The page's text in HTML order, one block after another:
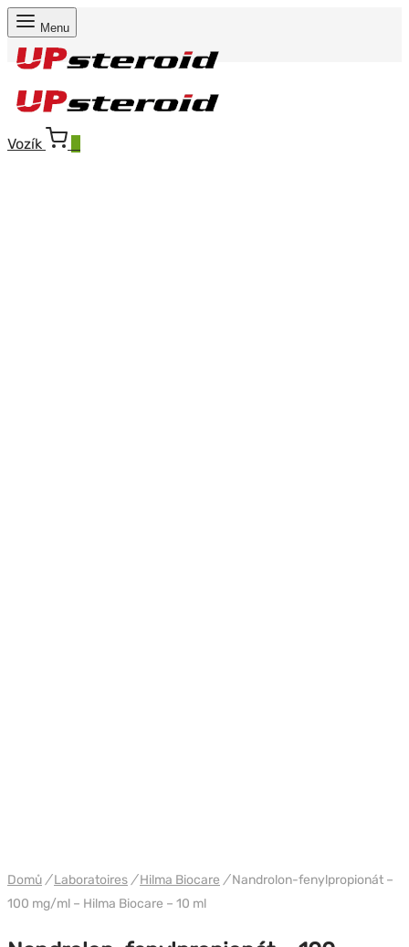
Menu
Vozík
Domů / Laboratoires / Hilma Biocare /Nandrolon-fenylpropionát –
100 mg/ml – Hilma Biocare – 10 ml